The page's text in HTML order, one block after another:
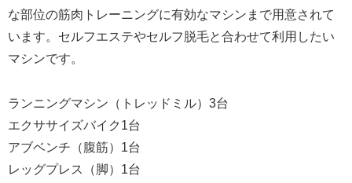
な部位の筋肉トレーニングに有効なマシンまで用意されて
います。セルフエステやセルフ脱毛と合わせて利用したい
マシンです。
ランニングマシン（トレッドミル）3台
エクササイズバイク1台
アブベンチ（腹筋）1台
レッグプレス（脚）1台